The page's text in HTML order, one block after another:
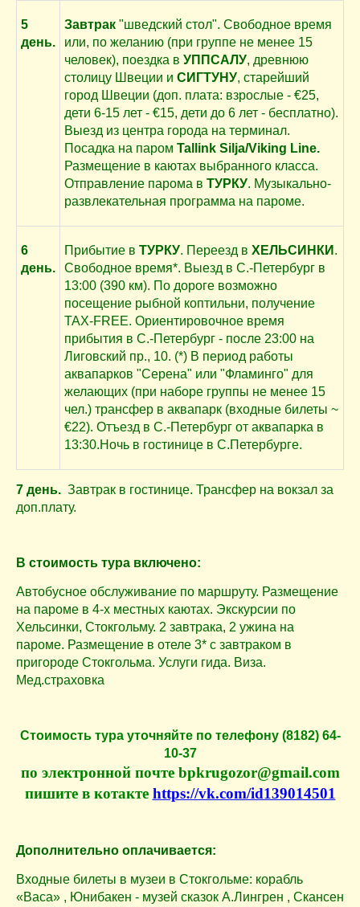
5
день.
Завтрак "шведский стол". Свободное время
или, по желанию (при группе не менее 15
человек), поездка в УППСАЛУ, древнюю
столицу Швеции и СИГТУНУ, старейший
город Швеции (доп. плата: взрослые - €25,
дети 6-15 лет - €15, дети до 6 лет - бесплатно).
Выезд из центра города на терминал.
Посадка на паром Tallink Silja/Viking Line.
Размещение в каютах выбранного класса.
Отправление парома в ТУРКУ. Музыкально-
развлекательная программа на пароме.
6
день.
Прибытие в ТУРКУ. Переезд в ХЕЛЬСИНКИ .
Свободное время*. Выезд в С.-Петербург в
13:00 (390 км). По дороге возможно
посещение рыбной коптильни, получение
TAX-FREE. Ориентировочное время
прибытия в С.-Петербург - после 23:00 на
Лиговский пр., 10. (*) В период работы
аквапарков "Серена" или "Фламинго" для
желающих (при наборе группы не менее 15
чел.) трансфер в аквапарк (входные билеты ~
€22). Отъезд в С.-Петербург от аквапарка в
13:30.Ночь в гостинице в С.Петербурге.
7 день. Завтрак в гостинице. Трансфер на вокзал за
доп.плату.
В стоимость тура включено:
Автобусное обслуживание по маршруту. Размещение
на пароме в 4-х местных каютах. Экскурсии по
Хельсинки, Стокгольму. 2 завтрака, 2 ужина на
пароме. Размещение в отеле 3* с завтраком в
пригороде Стокгольма. Услуги гида. Виза.
Мед.страховка
Cтоимость тура уточняйте по телефону (8182) 64-
10-37
по электронной почте bpkrugozor@gmail.com
пишите в котакте https://vk.com/id139014501
Дополнительно оплачивается:
Входные билеты в музеи в Стокгольме: корабль
«Васа» , Юнибакен - музей сказок А.Лингрен , Скансен